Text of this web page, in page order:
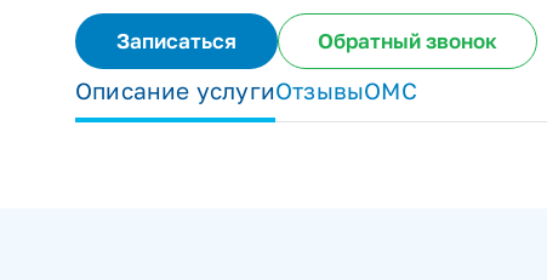
Записаться Обратный звонок
Описание услугиОтзывыОМС